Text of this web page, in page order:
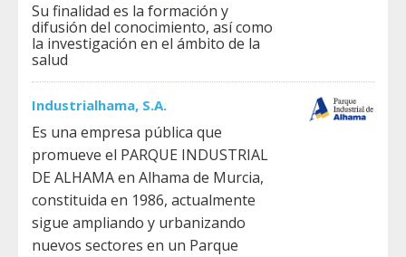
Su finalidad es la formación y
difusión del conocimiento, así como
la investigación en el ámbito de la
salud
Industrialhama, S.A.
Es una empresa pública que
promueve el PARQUE INDUSTRIAL
DE ALHAMA en Alhama de Murcia,
constituida en 1986, actualmente
sigue ampliando y urbanizando
nuevos sectores en un Parque